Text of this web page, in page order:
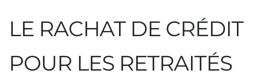
LE RACHAT DE CRÉDIT
POUR LES RETRAITÉS